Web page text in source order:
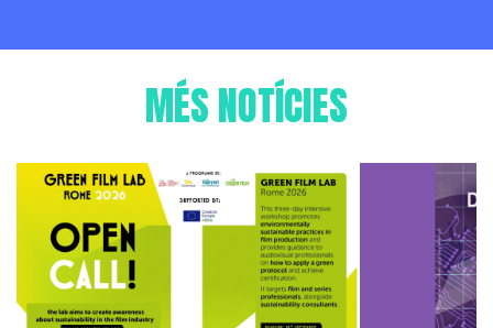
MÉS NOTÍCIES